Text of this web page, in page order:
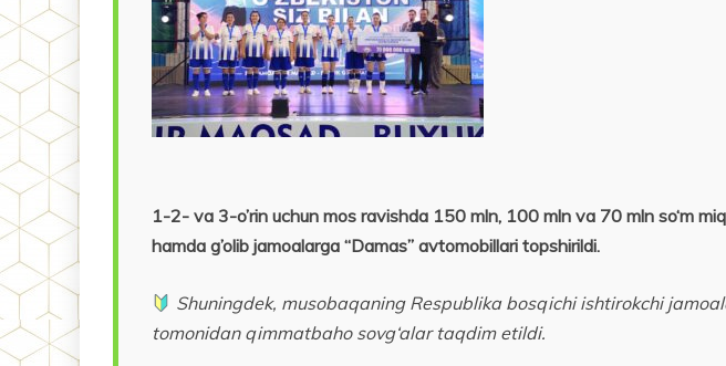
1-2- va 3-o’rin uchun mos ravishda 150 mln, 100 mln va 70 mln so‘m
hamda g’olib jamoalarga “Damas” avtomobillari topshirildi.
Shuningdek, musobaqaning Respublika bosqichi ishtirokchi
tomonidan qimmatbaho sovg‘alar taqdim etildi.